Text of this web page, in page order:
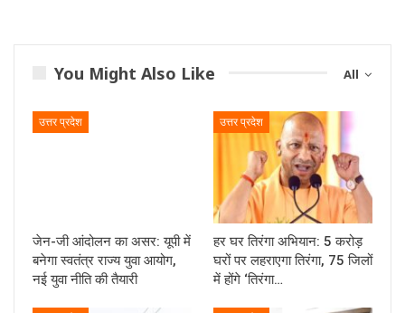
All
You Might Also Like
उत्तर प्रदेश
जेन-जी आंदोलन का असर: यूपी में
बनेगा स्वतंत्र राज्य युवा आयोग,
नई युवा नीति की तैयारी
उत्तर प्रदेश
हर घर तिरंगा अभियान: 5 करोड़
घरों पर लहराएगा तिरंगा, 75 जिलों
में होंगे ‘तिरंगा…